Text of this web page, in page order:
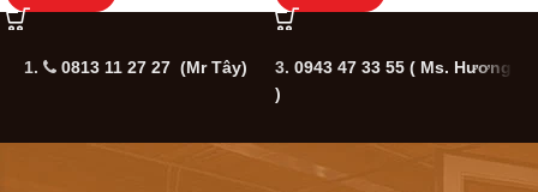
1. 0813 11 27 27 (Mr Tây) 3. 0943 47 33 55 ( Ms. Hương
)